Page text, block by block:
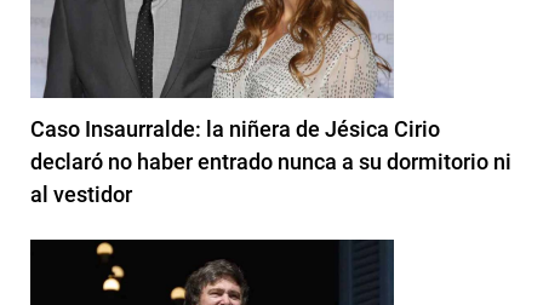
Caso Insaurralde: la niñera de Jésica Cirio
declaró no haber entrado nunca a su dormitorio ni
al vestidor